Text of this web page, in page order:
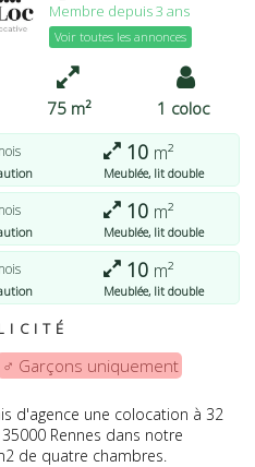
ou retirer votre
revenant sur ce site et en
en bas de la page Web.
Membre depuis 3 ans
Voir toutes les annonces
75 m²
1 coloc
10 m²
Meublée, lit double
10 m²
Meublée, lit double
10 m²
Meublée, lit double
♂️ Garçons uniquement
d'agence une colocation à 32
Rennes dans notre
de quatre chambres.